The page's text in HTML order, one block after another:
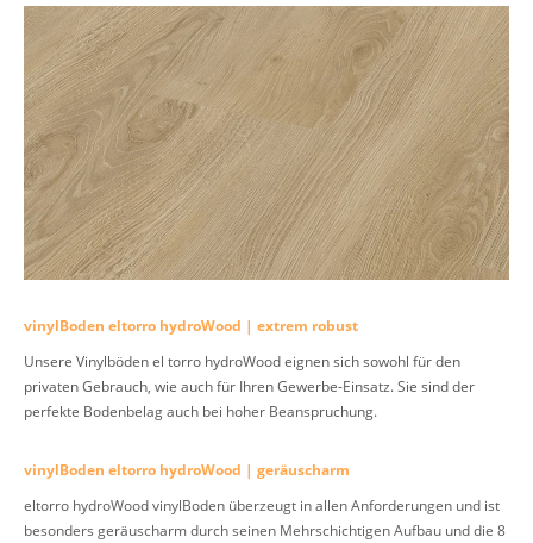
vinylBoden eltorro hydroWood | extrem robust
Unsere Vinylböden el torro hydroWood eignen sich sowohl für den
privaten Gebrauch, wie auch für Ihren Gewerbe-Einsatz. Sie sind der
perfekte Bodenbelag auch bei hoher Beanspruchung.
vinylBoden eltorro hydroWood | geräuscharm
eltorro hydroWood vinylBoden überzeugt in allen Anforderungen und ist
besonders geräuscharm durch seinen Mehrschichtigen Aufbau und die 8